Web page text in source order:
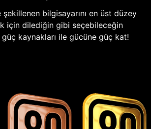
bilgisayarını en üst düzey
için dilediğin gibi seçebileceğin
kaynakları ile gücüne güç kat!